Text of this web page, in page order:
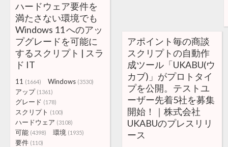
ハードウェア要件を
満たさない環境でも
Windows 11 へのアッ
プグレードを可能に
するスクリプト | スラ
ド IT
11 (1664) Windows (3530)
アップ (1361)
グレード (178)
スクリプト (100)
ハードウェア (3108)
可能 (4398) 環境 (1935)
要件 (110)
アポイント毎の商談
スクリプトの自動作
成ツール「UKABU(ウ
カブ)」がプロトタイ
プを公開。テストユ
ーザー先着5社を募集
開始！｜株式会社
UKABUのプレスリリ
ース